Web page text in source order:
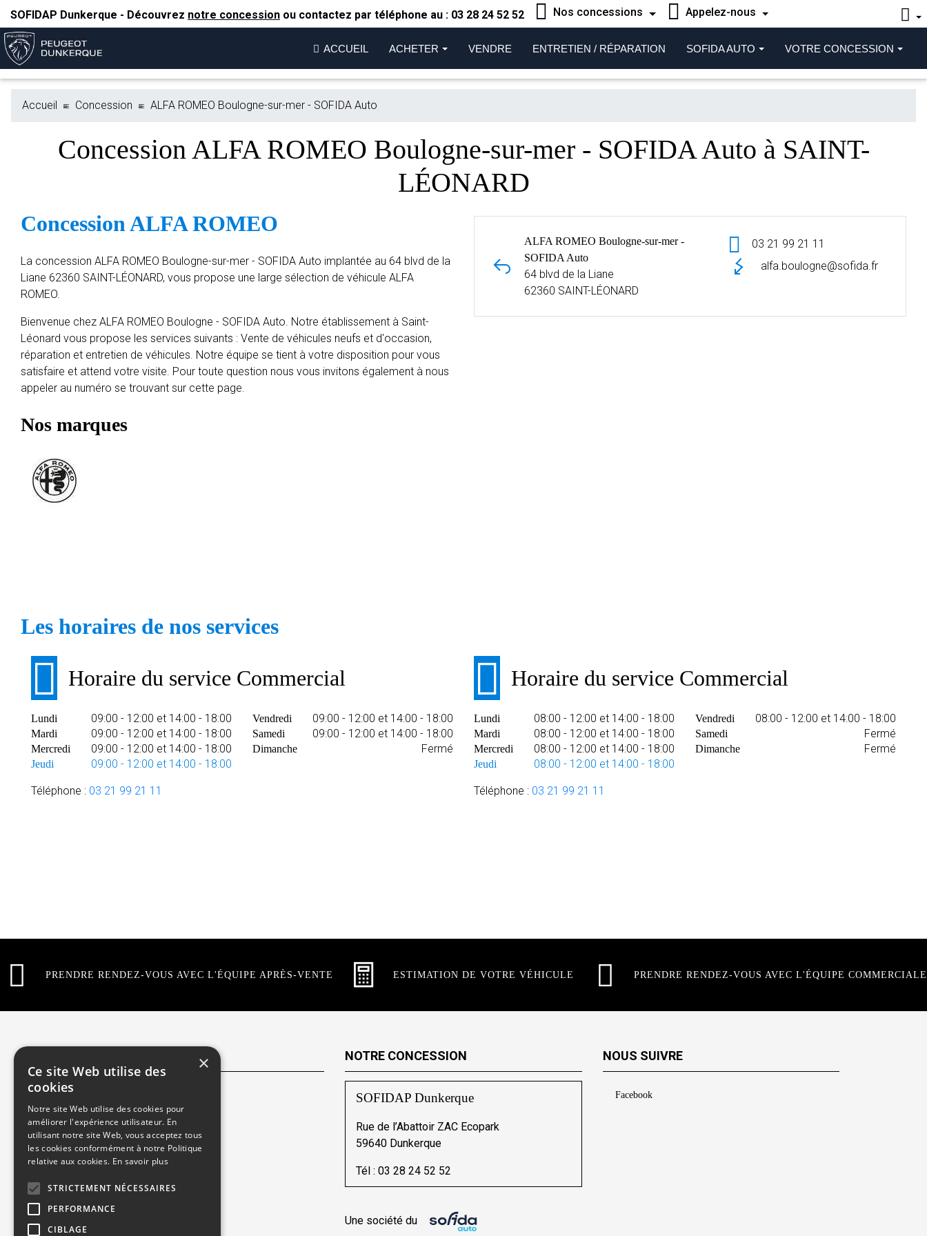
SOFIDAP Dunkerque - Découvrez notre concession ou contactez par téléphone au : 03 28 24 52 52 Nos concessions Appelez-nous
ACCUEIL ACHETER VENDRE ENTRETIEN / RÉPARATION SOFIDA AUTO VOTRE CONCESSION
Accueil Concession ALFA ROMEO Boulogne-sur-mer - SOFIDA Auto
Concession ALFA ROMEO Boulogne-sur-mer - SOFIDA Auto à SAINT-
LÉONARD
ALFA ROMEO Boulogne-sur-mer -
SOFIDA Auto
64 blvd de la Liane
62360 SAINT-LÉONARD
03 21 99 21 11
alfa.boulogne@sofida.fr
Concession ALFA ROMEO
La concession ALFA ROMEO Boulogne-sur-mer - SOFIDA Auto implantée au 64 blvd de la
Liane 62360 SAINT-LÉONARD, vous propose une large sélection de véhicule ALFA
ROMEO.
Bienvenue chez ALFA ROMEO Boulogne - SOFIDA Auto. Notre établissement à Saint-
Léonard vous propose les services suivants : Vente de véhicules neufs et d'occasion,
réparation et entretien de véhicules. Notre équipe se tient à votre disposition pour vous
satisfaire et attend votre visite. Pour toute question nous vous invitons également à nous
appeler au numéro se trouvant sur cette page.
Nos marques
Les horaires de nos services
Horaire du service Commercial
Lundi 09:00 - 12:00 et 14:00 - 18:00
Mardi 09:00 - 12:00 et 14:00 - 18:00
Mercredi 09:00 - 12:00 et 14:00 - 18:00
Jeudi 09:00 - 12:00 et 14:00 - 18:00
Vendredi 09:00 - 12:00 et 14:00 - 18:00
Samedi 09:00 - 12:00 et 14:00 - 18:00
Dimanche Fermé
Téléphone : 03 21 99 21 11
Horaire du service Commercial
Lundi 08:00 - 12:00 et 14:00 - 18:00
Mardi 08:00 - 12:00 et 14:00 - 18:00
Mercredi 08:00 - 12:00 et 14:00 - 18:00
Jeudi 08:00 - 12:00 et 14:00 - 18:00
Vendredi 08:00 - 12:00 et 14:00 - 18:00
Samedi Fermé
Dimanche Fermé
Téléphone : 03 21 99 21 11
PRENDRE RENDEZ-VOUS AVEC L'ÉQUIPE APRÈS-VENTE ESTIMATION DE VOTRE VÉHICULE PRENDRE RENDEZ-VOUS AVEC L'ÉQUIPE COMMERCIALE
Recrutement
Rendez-vous atelier
Gestion des cookies
NOTRE CONCESSION
SOFIDAP Dunkerque
Rue de l’Abattoir ZAC Ecopark
59640 Dunkerque
Tél :03 28 24 52 52
Une société du
NOUS SUIVRE
Facebook
×
Ce site Web utilise des
cookies
Notre site Web utilise des cookies pour
améliorer l'expérience utilisateur. En
utilisant notre site Web, vous acceptez tous
les cookies conformément à notre Politique
relative aux cookies. En savoir plus
STRICTEMENT NÉCESSAIRES
PERFORMANCE
CIBLAGE